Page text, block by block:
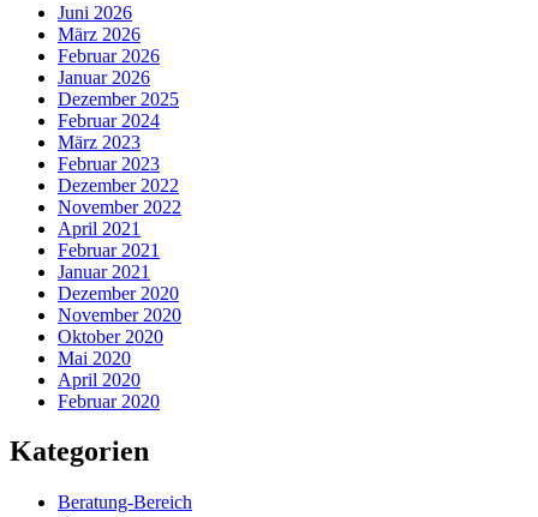
Juni 2026
März 2026
Februar 2026
Januar 2026
Dezember 2025
Februar 2024
März 2023
Februar 2023
Dezember 2022
November 2022
April 2021
Februar 2021
Januar 2021
Dezember 2020
November 2020
Oktober 2020
Mai 2020
April 2020
Februar 2020
Kategorien
Beratung-Bereich